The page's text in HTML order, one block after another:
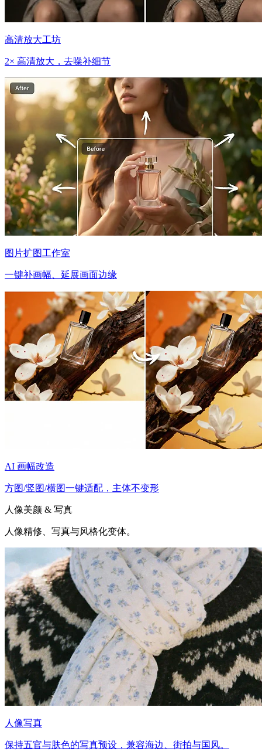
高清放大工坊
2× 高清放大，去噪补细节
图片扩图工作室
一键补画幅、延展画面边缘
AI 画幅改造
方图/竖图/横图一键适配，主体不变形
人像美颜 & 写真
人像精修、写真与风格化变体。
人像写真
保持五官与肤色的写真预设，兼容海边、街拍与国风。